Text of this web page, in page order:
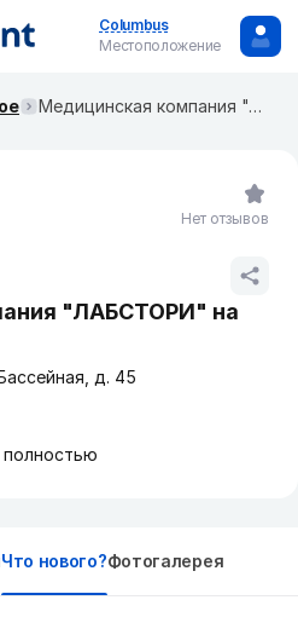
Columbus
Местоположение
Медицинская компания "ЛАБСТОРИ" на Бассейной
"ЛАБСТОРИ" на
д. 45
полностью
Нет отзывов
Что нового?Фотогалерея